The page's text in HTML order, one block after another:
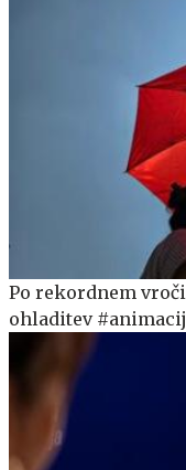
Po rekordnem
ohladitev